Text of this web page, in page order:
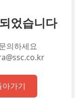
었습니다
의하세요
가기